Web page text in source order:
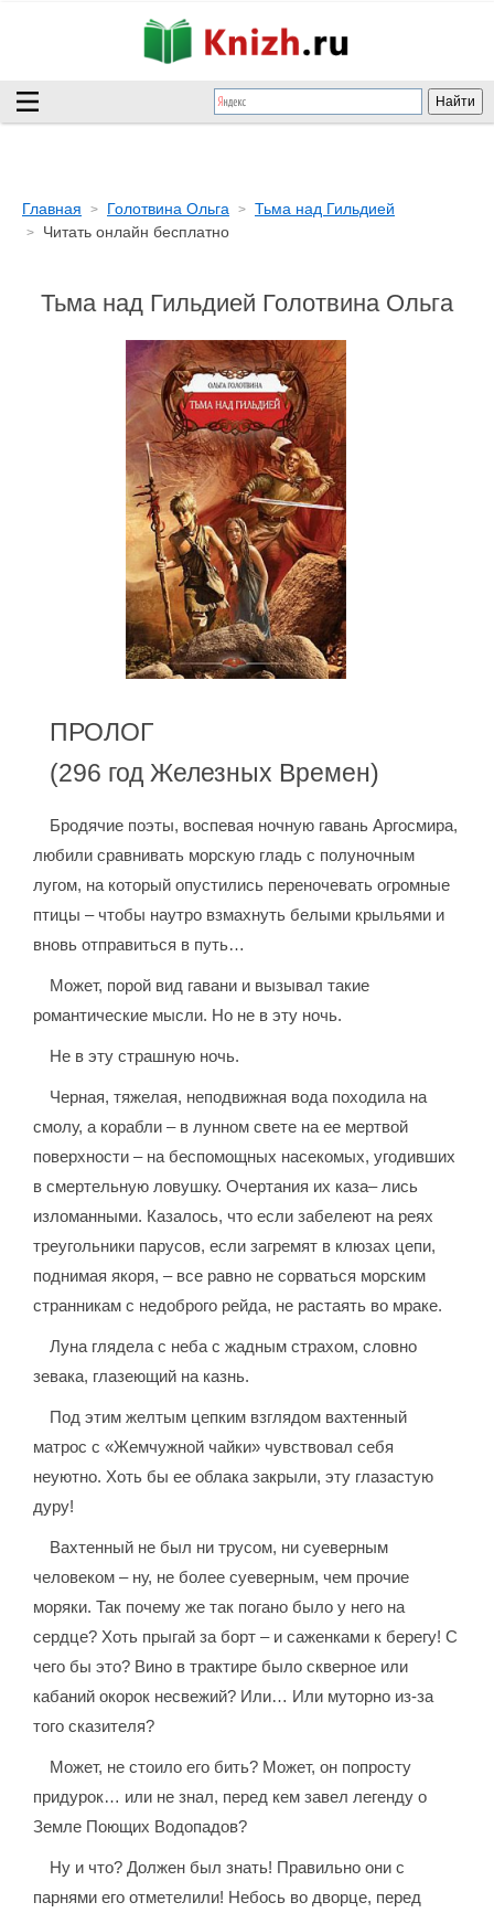
Главная Голотвина Ольга
Тьма над Гильдией
Читать онлайн бесплатно
Тьма над Гильдией Голотвина Ольга
ПРОЛОГ
(296 год Железных Времен)
Бродячие поэты, воспевая ночную гавань Аргосмира,
любили сравнивать морскую гладь с полуночным
лугом, на который опустились переночевать огромные
птицы – чтобы наутро взмахнуть белыми крыльями и
вновь отправиться в путь…
Может, порой вид гавани и вызывал такие
романтические мысли. Но не в эту ночь.
Не в эту страшную ночь.
Черная, тяжелая, неподвижная вода походила на
смолу, а корабли – в лунном свете на ее мертвой
поверхности – на беспомощных насекомых, угодивших
в смертельную ловушку. Очертания их каза– лись
изломанными. Казалось, что если забелеют на реях
треугольники парусов, если загремят в клюзах цепи,
поднимая якоря, – все равно не сорваться морским
странникам с недоброго рейда, не растаять во мраке.
Луна глядела с неба с жадным страхом, словно
зевака, глазеющий на казнь.
Под этим желтым цепким взглядом вахтенный
матрос с «Жемчужной чайки» чувствовал себя
неуютно. Хоть бы ее облака закрыли, эту глазастую
дуру!
Вахтенный не был ни трусом, ни суеверным
человеком – ну, не более суеверным, чем прочие
моряки. Так почему же так погано было у него на
сердце? Хоть прыгай за борт – и саженками к берегу! С
чего бы это? Вино в трактире было скверное или
кабаний окорок несвежий? Или… Или муторно из-за
того сказителя?
Может, не стоило его бить? Может, он попросту
придурок… или не знал, перед кем завел легенду о
Земле Поющих Водопадов?
Ну и что? Должен был знать! Правильно они с
парнями его отметелили! Небось во дворце, перед